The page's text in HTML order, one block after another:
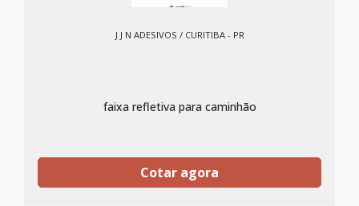
J J N ADESIVOS / CURITIBA - PR
faixa refletiva para caminhão
Cotar agora